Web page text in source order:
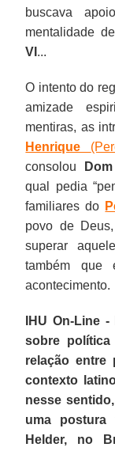
buscava
mentalidade
VI ...
O intento do
amizade
mentiras, as
Henrique
consolou
qual pedia
familiares do
povo de
superar
também que
acontecimento.
IHU On-Line
sobre
relação entre
contexto
nesse
uma postura
Helder, no